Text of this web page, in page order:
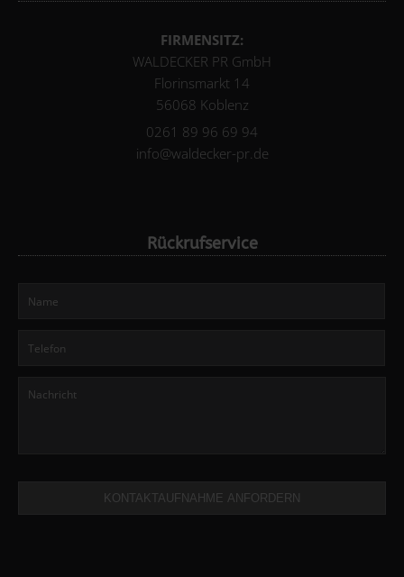
FIRMENSITZ:
WALDECKER PR GmbH
Florinsmarkt 14
56068 Koblenz
0261 89 96 69 94
info@waldecker-pr.de
Rückrufservice
KONTAKTAUFNAHME ANFORDERN